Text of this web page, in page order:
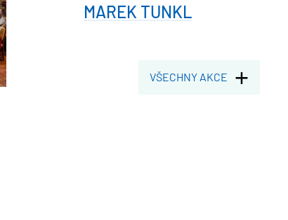
MAREK TUNKL
VŠECHNY AKCE